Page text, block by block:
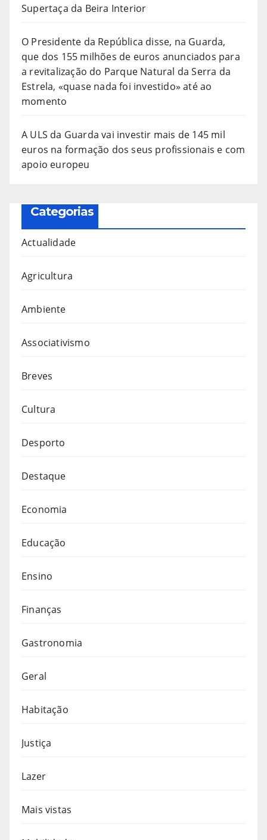
Supertaça da Beira Interior
O Presidente da República disse, na Guarda,
que dos 155 milhões de euros anunciados para
a revitalização do Parque Natural da Serra da
Estrela, «quase nada foi investido» até ao
momento
A ULS da Guarda vai investir mais de 145 mil
euros na formação dos seus profissionais e com
apoio europeu
Categorias
Actualidade
Agricultura
Ambiente
Associativismo
Breves
Cultura
Desporto
Destaque
Economia
Educação
Ensino
Finanças
Gastronomia
Geral
Habitação
Justiça
Lazer
Mais vistas